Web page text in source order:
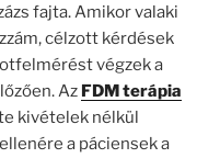
fajta. Amikor valaki
célzott kérdések
végzek a
Az FDM terápia
kivételek nélkül
a páciensek a